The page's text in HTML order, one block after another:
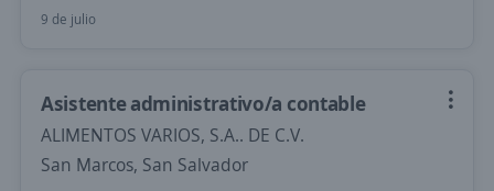
9 de julio
Asistente administrativo/a contable
ALIMENTOS VARIOS, S.A.. DE C.V.
San Marcos, San Salvador